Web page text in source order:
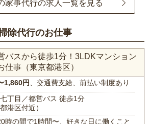
家事代行の求人一覧を見る
除代行のお仕事
バスから徒歩1分！3LDKマンション
仕事（東京都港区）
1,860円 、交通費支給、前払い制度あり
丁目／都営バス 徒歩1分
港区付近）
時の間で1時間〜、好きな日に働くこと